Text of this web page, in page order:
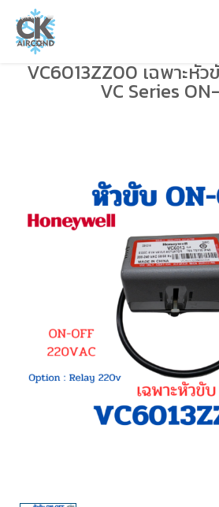
VC6013ZZ00 เฉพาะหั
VC Series